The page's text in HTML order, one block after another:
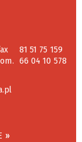
81 51 75 159
66 04 10 578
»